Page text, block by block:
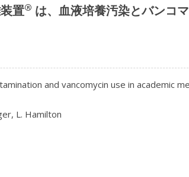
置® は、血液培養汚染とバンコ
and vancomycin use in academic
L. Hamilton